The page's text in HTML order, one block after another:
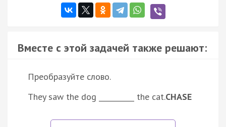
Вместе с этой задачей также решают:
Преобразуйте слово.
They saw the dog __________ the cat.CHASE